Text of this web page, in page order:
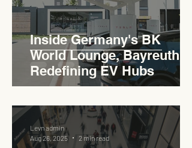
Inside Germany's BK
World Lounge, Bayreuth -
Redefining EV Hubs
Levn admin
Aug 26, 2025
2 min read